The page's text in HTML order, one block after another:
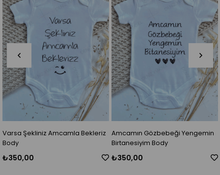
Bekleriz
Amcamın Gözbebeği Yengemin
Amcam Halleder